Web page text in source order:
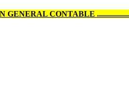
CONTABLE